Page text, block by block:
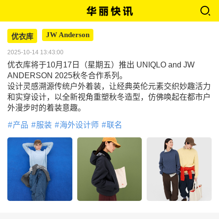
优衣库 JW Anderson
2025-10-14 13:43:00
优衣库将于10月17日（星期五）推出 UNIQLO and JW
ANDERSON 2025秋冬合作系列。
设计灵感溯源传统户外着装，让经典英伦元素交织妙趣活力
和实穿设计，以全新视角重塑秋冬造型，仿佛唤起在都市户
外漫步时的着装意趣。
产品 服装 海外设计师 联名